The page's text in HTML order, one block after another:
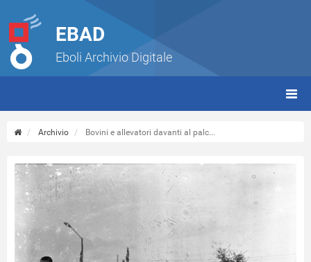
EBAD
Eboli Archivio Digitale
Archivio Bovini e allevatori davanti al palc...